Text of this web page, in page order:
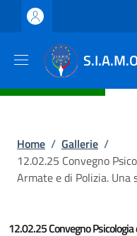
Salta al contenuto principale
Skip to footer content
Briciole di
Home / Gallerie /
12.02.25 Convegno
Armate e di Polizia.
12.02.25 Convegno